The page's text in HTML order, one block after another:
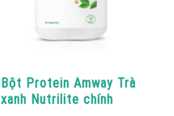
Bột Protein Amway Trà
xanh Nutrilite chính